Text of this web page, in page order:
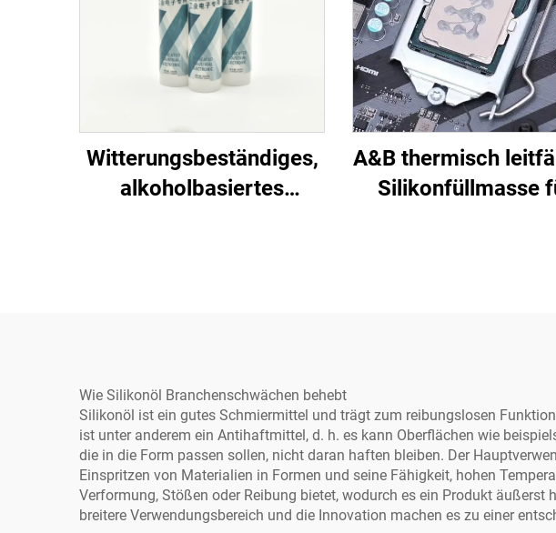
Witterungsbeständiges,
alkoholbasiertes
A&B thermisch
Silikonfüllmasse
Wie Silikonöl Branchenschwächen behebt
Silikonöl ist ein gutes Schmiermittel und trägt zum reibungslosen
ist unter anderem ein Antihaftmittel, d. h. es kann Oberflächen wie
die in die Form passen sollen, nicht daran haften bleiben. Der
Einspritzen von Materialien in Formen und seine Fähigkeit, hohen
Verformung, Stößen oder Reibung bietet, wodurch es ein Produkt
breitere Verwendungsbereich und die Innovation machen es zu einer